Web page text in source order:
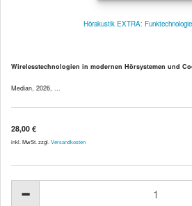
Hörakustik EXTRA:
Wirelesstechnologien in modernen Hörsystemen und
Median, 2026, ...
28,00 €
inkl. MwSt. zzgl. Versandkosten